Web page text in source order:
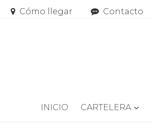
Cómo llegar Contacto
INICIO CARTELERA